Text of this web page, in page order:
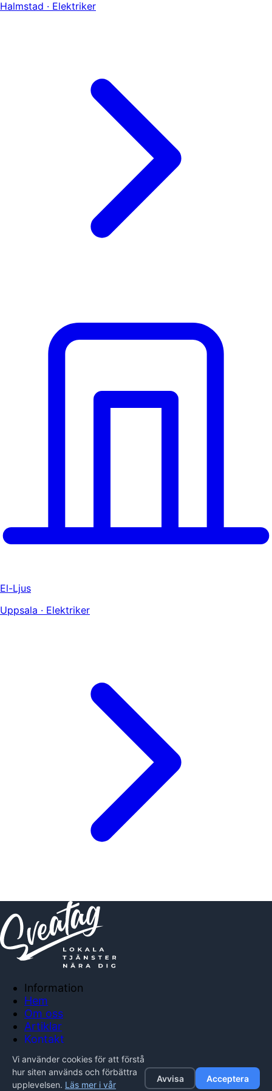
Halmstad · Elektriker
El-Ljus
Uppsala · Elektriker
Information
Hem
Om oss
Artiklar
Kontakt
Integritetspolicy
Vi använder cookies för att förstå
hur siten används och förbättra
upplevelsen. Läs mer i vår
Avvisa Acceptera